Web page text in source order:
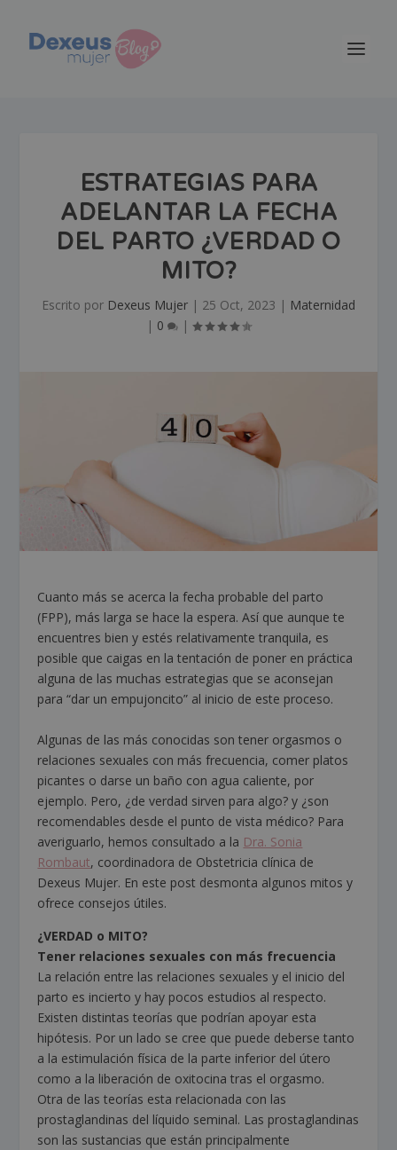
ESTRATEGIAS PARA
ADELANTAR LA FECHA
DEL PARTO ¿VERDAD O
MITO?
Escrito por Dexeus Mujer | 25 Oct, 2023 | Maternidad
| 0 |
Cuanto más se acerca la fecha probable del parto
(FPP), más larga se hace la espera. Así que aunque te
encuentres bien y estés relativamente tranquila, es
posible que caigas en la tentación de poner en práctica
alguna de las muchas estrategias que se aconsejan
para “dar un empujoncito” al inicio de este proceso.
Algunas de las más conocidas son tener orgasmos o
relaciones sexuales con más frecuencia, comer platos
picantes o darse un baño con agua caliente, por
ejemplo. Pero, ¿de verdad sirven para algo? y ¿son
recomendables desde el punto de vista médico? Para
averiguarlo, hemos consultado a la Dra. Sonia
Rombaut, coordinadora de Obstetricia clínica de
Dexeus Mujer. En este post desmonta algunos mitos y
ofrece consejos útiles.
¿VERDAD o MITO?
Tener relaciones sexuales con más frecuencia
La relación entre las relaciones sexuales y el inicio del
parto es incierto y hay pocos estudios al respecto.
Existen distintas teorías que podrían apoyar esta
hipótesis. Por un lado se cree que puede deberse tanto
a la estimulación física de la parte inferior del útero
como a la liberación de oxitocina tras el orgasmo.
Otra de las teorías esta relacionada con las
prostaglandinas del líquido seminal. Las prostaglandinas
son las sustancias que están principalmente